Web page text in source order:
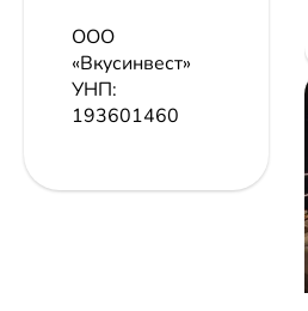
ООО
«Вкусинвест»
УНП:
193601460